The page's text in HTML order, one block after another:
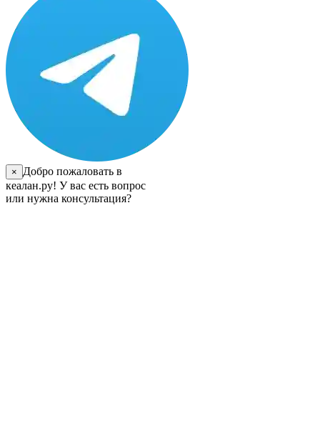
×
Добро пожаловать в
кеалан.ру! У вас есть вопрос
или нужна консультация?